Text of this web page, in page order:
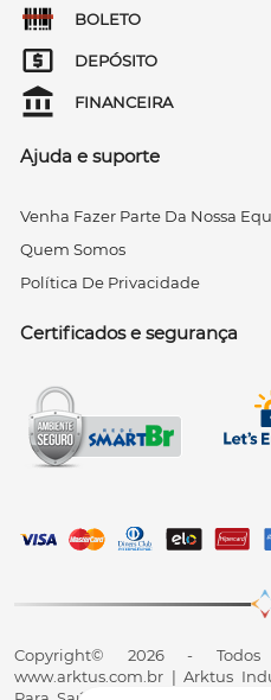
BOLETO
DEPÓSITO
FINANCEIRA
Ajuda e suporte
Venha Fazer Parte Da Nossa
Quem Somos
Política De Privacidade
Certificados e segurança
Copyright© 2026 -
www.arktus.com.br | Arktus